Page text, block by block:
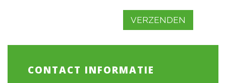
CONTACT INFORMATIE